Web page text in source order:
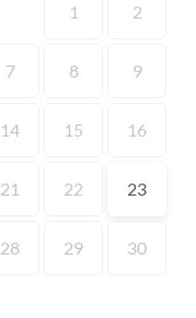
1 2
7 8 9
14 15 16
21 22 23
28 29 30